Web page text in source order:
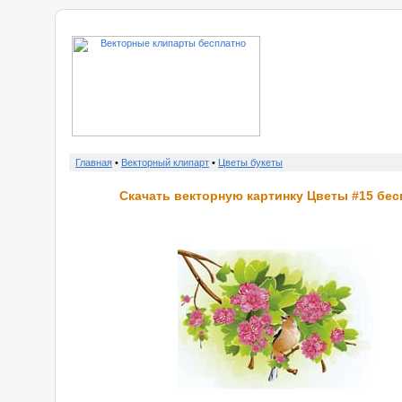
Главная • Векторный клипарт • Цветы букеты
Скачать векторную картинку Цветы #15